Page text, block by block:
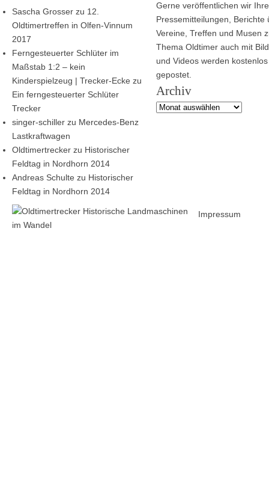
Sascha Grosser zu 12.
Oldtimertreffen in Olfen-Vinnum
2017
Ferngesteuerter Schlüter im
Maßstab 1:2 – kein
Kinderspielzeug | Trecker-Ecke zu
Ein ferngesteuerter Schlüter
Trecker
singer-schiller zu Mercedes-Benz
Lastkraftwagen
Oldtimertrecker zu Historischer
Feldtag in Nordhorn 2014
Andreas Schulte zu Historischer
Feldtag in Nordhorn 2014
Gerne veröffentlichen wir Ihre
Pressemitteilungen, Berichte
Vereine, Treffen und Musen
Thema Oldtimer auch mit
und Videos werden kostenlos
gepostet.
Archiv
Archiv
Impressum